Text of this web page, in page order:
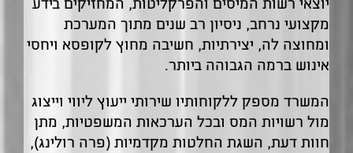
יוצאי רשות המיסים והפרקליטות, המחזיקים בידע
מקצועי נרחב, ניסיון רב שנים מתוך המערכת
ומחוצה לה, יצירתיות, חשיבה מחוץ לקופסא ויחסי
אינוש ברמה הגבוהה ביותר.
המשרד מספק ללקוחותיו שירותי ייעוץ ליווי וייצוג
מול רשויות המס ובכל הערכאות המשפטיות, מתן
חוות דעת, השגת החלטות מקדמיות (פרה רולינג),